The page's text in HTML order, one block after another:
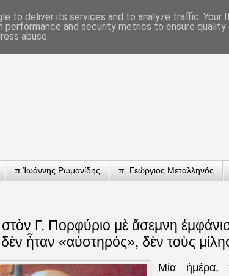
π.Ἰωάννης Ρωμανίδης π. Γεώργιος Μεταλληνός
Γ. Πορφύριο μὲ ἄσεμνη
δὲν ἦταν «αὐστηρός», δὲν τοὺς
Μία ἡμέρα,
to deliver its services and to analyze traffic. Your
performance and security metrics to ensure
abuse.